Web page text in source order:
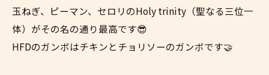
玉ねぎ、ピーマン、セロリのHoly trinity（聖なる三位一
体）がその名の通り最高です😎
HFDのガンボはチキンとチョリソーのガンボです🤝